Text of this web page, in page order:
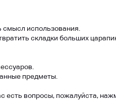
смысл использования.
складки больших
предметы.
есть вопросы, пожалуйста,